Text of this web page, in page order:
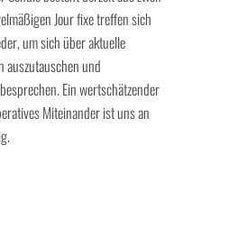
Jour fixe treffen sich
um sich über aktuelle
auszutauschen und
Ein wertschätzender
Miteinander ist uns an